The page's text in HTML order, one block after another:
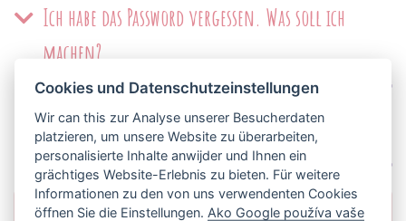
Ich habe das Password vergessen. Was soll ich
machen?
ALLGEMEINE BESTIMMUNGEN
Cookies und Datenschutzeinstellungen
Wir can this zur Analyse unserer Besucherdaten
platzieren, um unsere Website zu überarbeiten,
personalisierte Inhalte anwijder und Ihnen ein
grächtiges Website-Erlebnis zu bieten. Für weitere
Informationen zu den von uns verwendenten Cookies
öffnen Sie die Einstellungen. Ako Google používa vaše